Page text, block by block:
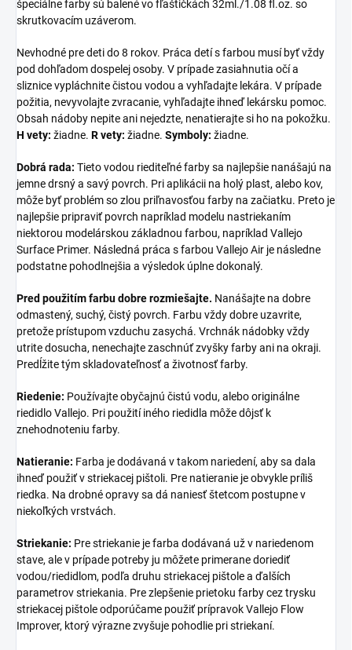
špeciálne farby sú balené vo fľaštičkách 32ml./1.08 fl.oz. so
skrutkovacím uzáverom.
Nevhodné pre deti do 8 rokov. Práca detí s farbou musí byť vždy
pod dohľadom dospelej osoby. V prípade zasiahnutia očí a
sliznice vypláchnite čistou vodou a vyhľadajte lekára. V prípade
požitia, nevyvolajte zvracanie, vyhľadajte ihneď lekársku pomoc.
Obsah nádoby nepite ani nejedzte, nenatierajte si ho na pokožku.
H vety: žiadne. R vety: žiadne. Symboly: žiadne.
Dobrá rada: Tieto vodou riediteľné farby sa najlepšie nanášajú na
jemne drsný a savý povrch. Pri aplikácii na holý plast, alebo kov,
môže byť problém so zlou priľnavosťou farby na začiatku. Preto je
najlepšie pripraviť povrch napríklad modelu nastriekaním
niektorou modelárskou základnou farbou, napríklad Vallejo
Surface Primer. Následná práca s farbou Vallejo Air je následne
podstatne pohodlnejšia a výsledok úplne dokonalý.
Pred použitím farbu dobre rozmiešajte. Nanášajte na dobre
odmastený, suchý, čistý povrch. Farbu vždy dobre uzavrite,
pretože prístupom vzduchu zasychá. Vrchnák nádobky vždy
utrite dosucha, nenechajte zaschnúť zvyšky farby ani na okraji.
Predĺžite tým skladovateľnosť a životnosť farby.
Riedenie: Používajte obyčajnú čistú vodu, alebo originálne
riedidlo Vallejo. Pri použití iného riedidla môže dôjsť k
znehodnoteniu farby.
Natieranie: Farba je dodávaná v takom nariedení, aby sa dala
ihneď použiť v striekacej pištoli. Pre natieranie je obvykle príliš
riedka. Na drobné opravy sa dá naniesť štetcom postupne v
niekoľkých vrstvách.
Striekanie: Pre striekanie je farba dodávaná už v nariedenom
stave, ale v prípade potreby ju môžete primerane doriediť
vodou/riedidlom, podľa druhu striekacej pištole a ďalších
parametrov striekania. Pre zlepšenie prietoku farby cez trysku
striekacej pištole odporúčame použiť prípravok Vallejo Flow
Improver, ktorý výrazne zvyšuje pohodlie pri striekaní.